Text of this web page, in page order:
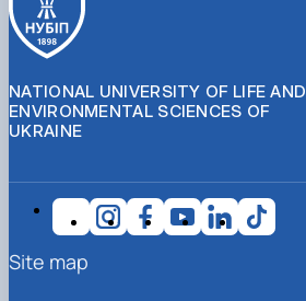
NATIONAL UNIVERSITY OF LIFE AND
ENVIRONMENTAL SCIENCES OF
UKRAINE
Site map